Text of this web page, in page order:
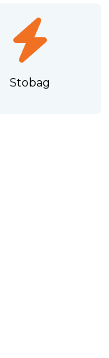
Stobag